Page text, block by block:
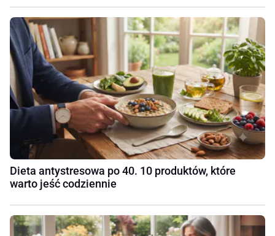
Dieta antystresowa po 40. 10 produktów, które
warto jeść codziennie